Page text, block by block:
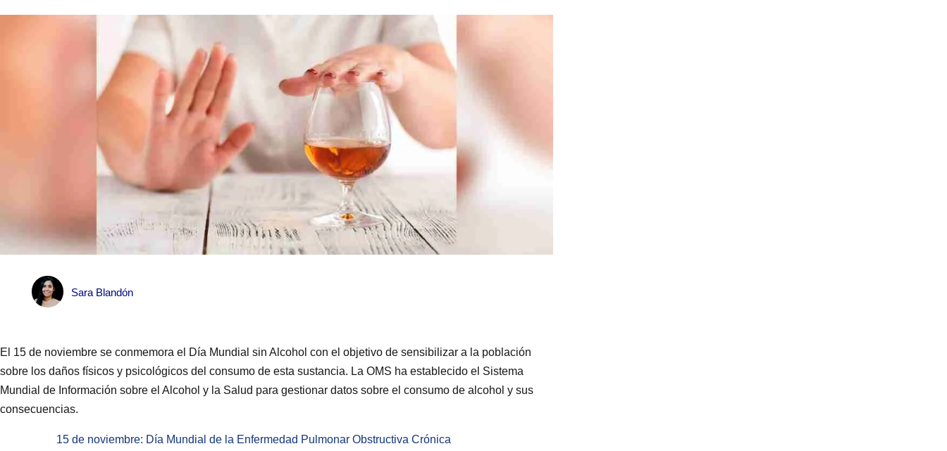
Sara Blandón
El 15 de noviembre se conmemora el Día Mundial sin Alcohol con el objetivo de sensibilizar a la población
sobre los daños físicos y psicológicos del consumo de esta sustancia. La OMS ha establecido el Sistema
Mundial de Información sobre el Alcohol y la Salud para gestionar datos sobre el consumo de alcohol y sus
consecuencias.
15 de noviembre: Día Mundial de la Enfermedad Pulmonar Obstructiva Crónica